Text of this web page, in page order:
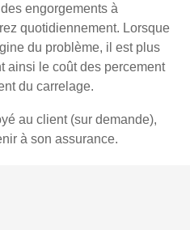
engorgements à
quotidiennement. Lorsque
du problème, il est plus
ainsi le coût des percement
du carrelage.
au client (sur demande),
à son assurance.